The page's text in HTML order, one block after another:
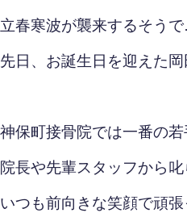
立春寒波が襲来するそうで
先日、お誕生日を迎えた岡
神保町接骨院では一番の若
院長や先輩スタッフから
いつも前向きな笑顔で頑張